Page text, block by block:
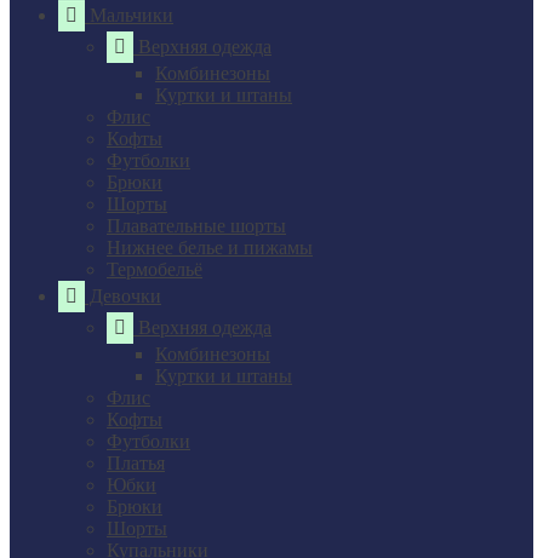
Мальчики
Верхняя одежда
Комбинезоны
Куртки и штаны
Флис
Кофты
Футболки
Брюки
Шорты
Плавательные шорты
Нижнее белье и пижамы
Термобельё
Девочки
Верхняя одежда
Комбинезоны
Куртки и штаны
Флис
Кофты
Футболки
Платья
Юбки
Брюки
Шорты
Купальники